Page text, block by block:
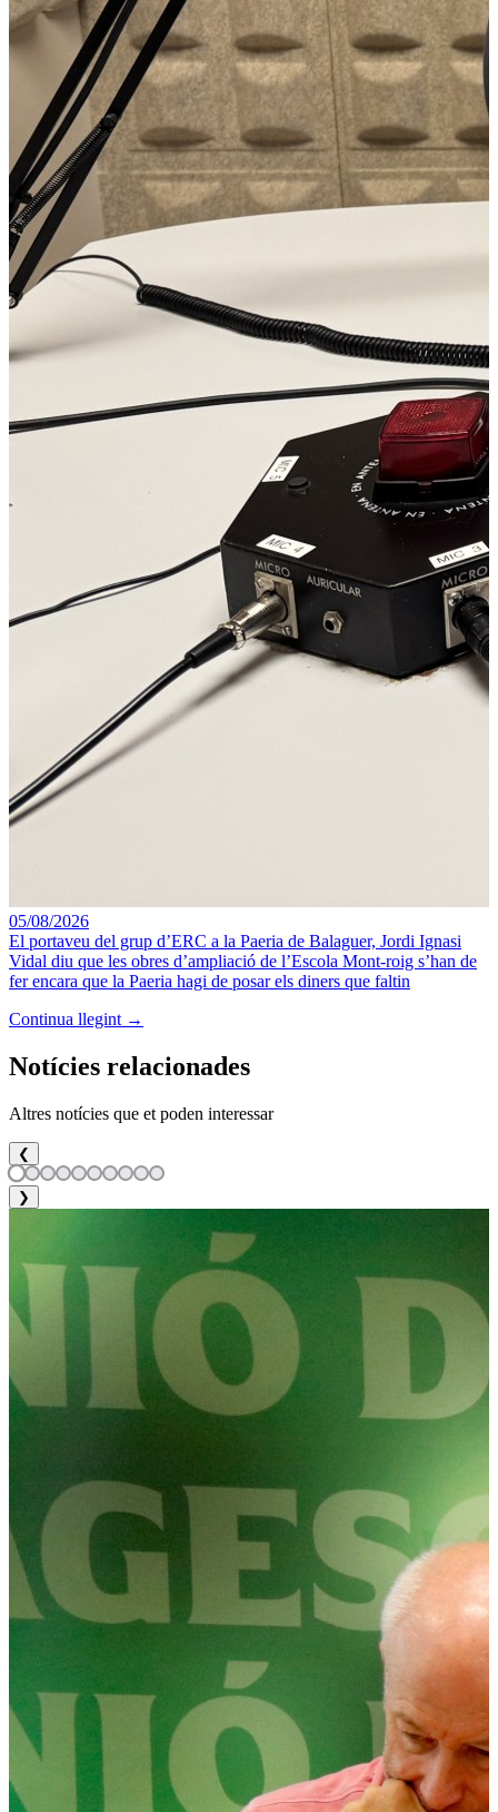
05/08/2026
El portaveu del grup d’ERC a la Paeria de Balaguer, Jordi Ignasi
Vidal diu que les obres d’ampliació de l’Escola Mont-roig s’han de
fer encara que la Paeria hagi de posar els diners que faltin
Continua llegint →
Notícies relacionades
Altres notícies que et poden interessar
❮
❯